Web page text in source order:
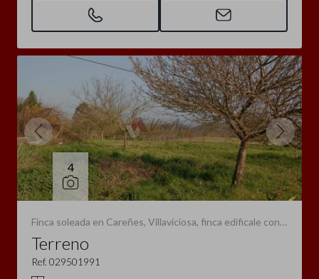
4
Finca soleada en Careñes, Villaviciosa, finca edificale con pomarada y frutales (Villaviciosa)
Terreno
Ref. 029501991